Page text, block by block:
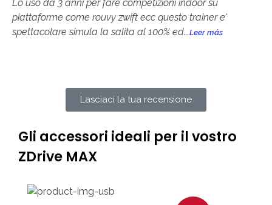
Lo uso da 3 anni per fare competizioni indoor su
piattaforme come rouvy zwift ecc questo trainer e'
spettacolare simula la salita al 100% ed...Leer más
Lasciaci la tua recensione
Gli accessori ideali per il vostro
ZDrive MAX